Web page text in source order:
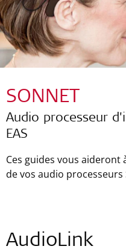
SONNET
Audio processeur
EAS
Ces guides vous
de vos audio processeurs
AudioLink